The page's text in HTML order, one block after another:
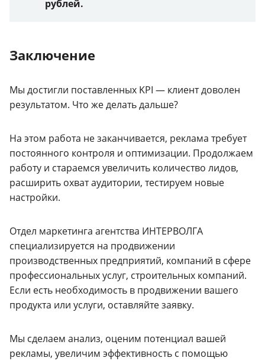
рублей.
Заключение
Мы достигли поставленных KPI — клиент доволен
результатом. Что же делать дальше?
На этом работа не заканчивается, реклама требует
постоянного контроля и оптимизации. Продолжаем
работу и стараемся увеличить количество лидов,
расширить охват аудитории, тестируем новые
настройки.
Отдел маркетинга агентства ИНТЕРВОЛГА
специализируется на продвижении
производственных предприятий, компаний в сфере
профессиональных услуг, строительных компаний.
Если есть необходимость в продвижении вашего
продукта или услуги, оставляйте заявку.
Мы сделаем анализ, оценим потенциал вашей
рекламы, увеличим эффективность с помощью